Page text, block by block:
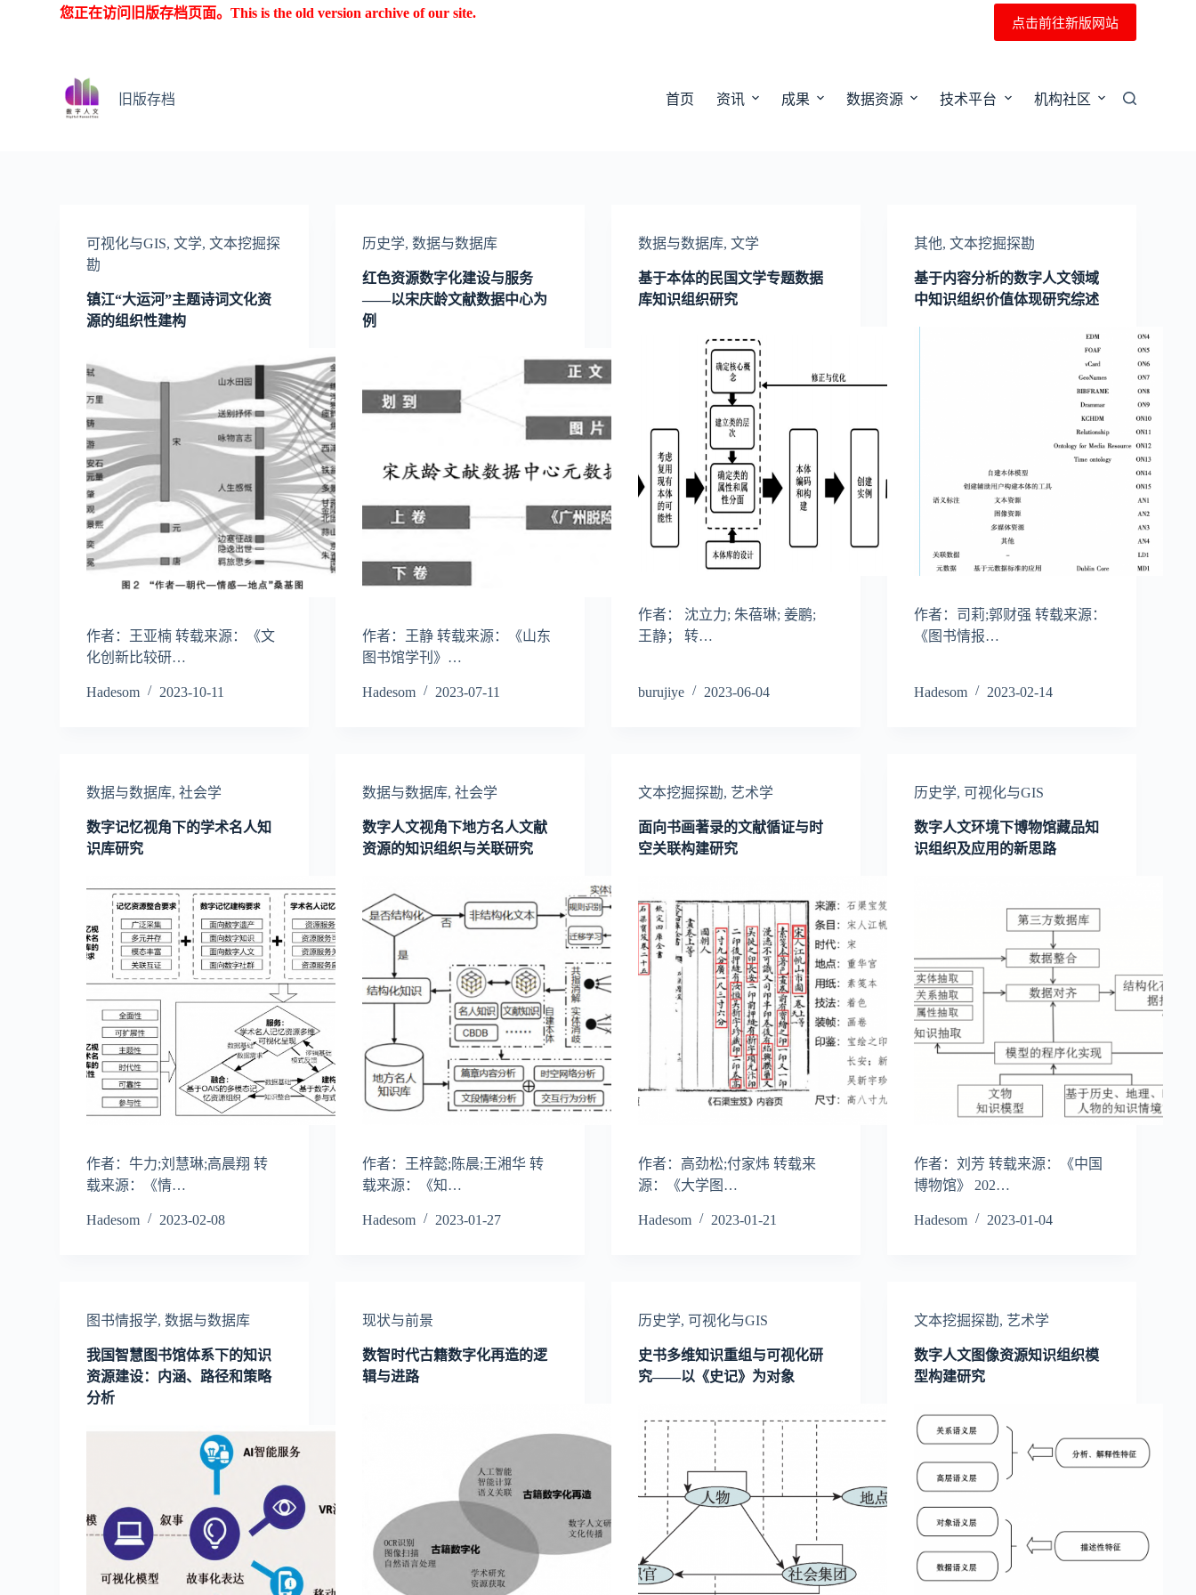
您正在访问旧版存档页面。This is the old version archive of our site.
点击前往新版网站
旧版存档 首页 资讯 成果 数据资源 技术平台 机构社区
可视化与GIS,文学,文本挖掘探
勘
镇江“大运河”主题诗词文化资
源的组织性建构
作者：王亚楠 转载来源：《文
化创新比较研…
Hadesom 2023-10-11
历史学,数据与数据库
红色资源数字化建设与服务
——以宋庆龄文献数据中心为
例
作者：王静 转载来源：《山东
图书馆学刊》…
Hadesom 2023-07-11
数据与数据库, 文学
基于本体的民国文学专题数据
库知识组织研究
作者： 沈立力; 朱蓓琳; 姜鹏;
王静； 转…
burujiye 2023-06-04
其他, 文本挖掘探勘
基于内容分析的数字人文领域
中知识组织价值体现研究综述
作者：司莉;郭财强 转载来源：
《图书情报…
Hadesom 2023-02-14
数据与数据库,社会学
数字记忆视角下的学术名人知
识库研究
作者：牛力;刘慧琳;高晨翔 转
载来源：《情…
Hadesom 2023-02-08
数据与数据库,社会学
数字人文视角下地方名人文献
资源的知识组织与关联研究
作者：王梓懿;陈晨;王湘华 转
载来源：《知…
Hadesom 2023-01-27
文本挖掘探勘, 艺术学
面向书画著录的文献循证与时
空关联构建研究
作者：高劲松;付家炜 转载来
源：《大学图…
Hadesom 2023-01-21
历史学, 可视化与GIS
数字人文环境下博物馆藏品知
识组织及应用的新思路
作者：刘芳 转载来源：《中国
博物馆》 202…
Hadesom 2023-01-04
图书情报学,数据与数据库
我国智慧图书馆体系下的知识
资源建设：内涵、路径和策略
分析
现状与前景
数智时代古籍数字化再造的逻
辑与进路
历史学, 可视化与GIS
史书多维知识重组与可视化研
究——以《史记》为对象
文本挖掘探勘, 艺术学
数字人文图像资源知识组织模
型构建研究